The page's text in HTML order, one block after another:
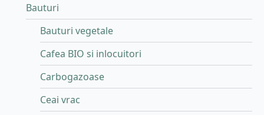
Bauturi
Bauturi vegetale
Cafea BIO si inlocuitori
Carbogazoase
Ceai vrac